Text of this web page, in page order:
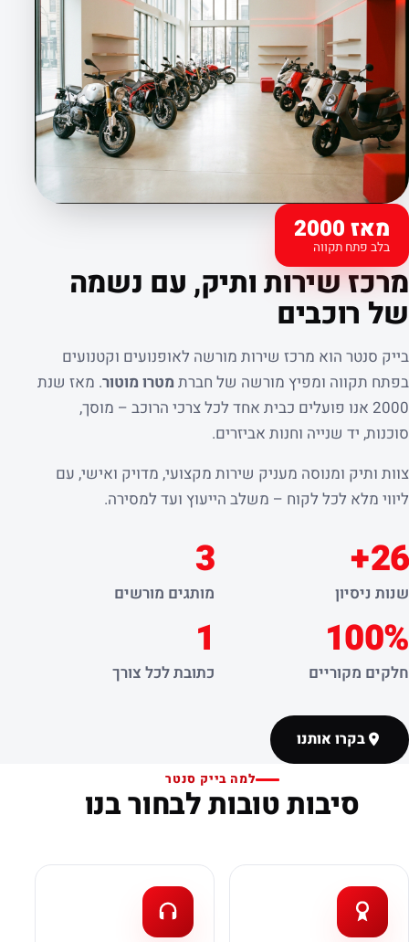
מאז 2000
בלב פתח תקווה
קצת עלינו
מרכז שירות ותיק, עם נשמה
של רוכבים
בייק סנטר הוא מרכז שירות מורשה לאופנועים וקטנועים
בפתח תקווה ומפיץ מורשה של חברת מטרו מוטור. מאז שנת
2000 אנו פועלים כבית אחד לכל צרכי הרוכב – מוסך,
סוכנות, יד שנייה וחנות אביזרים.
צוות ותיק ומנוסה מעניק שירות מקצועי, מדויק ואישי, עם
ליווי מלא לכל לקוח – משלב הייעוץ ועד למסירה.
26+
שנות ניסיון
3
מותגים מורשים
100%
חלקים מקוריים
1
כתובת לכל צורך
בקרו אותנו
למה בייק סנטר
סיבות טובות לבחור בנו